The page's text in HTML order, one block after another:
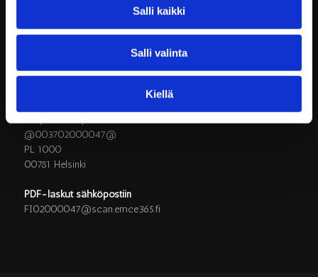
Salli kaikki
Salli valinta
Kiellä
Laajasalon opiston säätiö sr / Y-tunnus 0200004-7
Välittäjän tunnus 003723327487
Välittäjä Apix
@003702000047@
PL 1000
00781 Helsinki
PDF-laskut sähköpostiin
FI02000047@scan.emce365.fi